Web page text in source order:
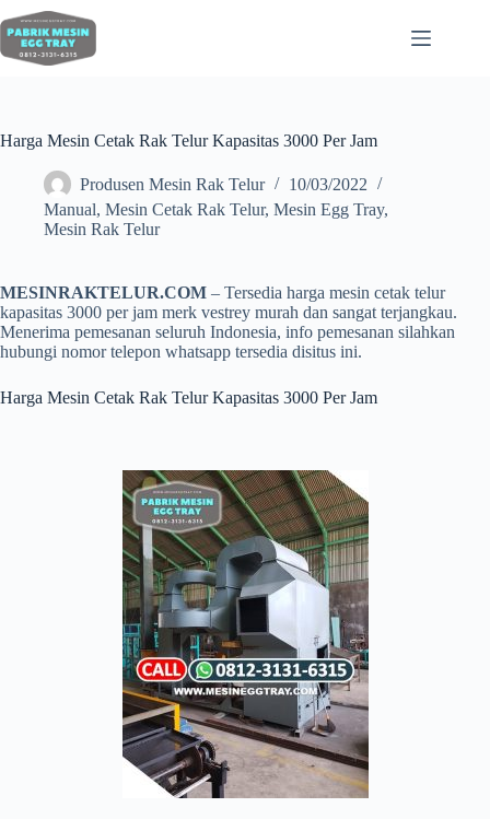
Harga Mesin Cetak Rak Telur Kapasitas 3000 Per Jam
Produsen Mesin Rak Telur
10/03/2022
Manual, Mesin Cetak Rak Telur, Mesin Egg Tray,
Mesin Rak Telur
MESINRAKTELUR.COM – Tersedia harga mesin cetak telur
kapasitas 3000 per jam merk vestrey murah dan sangat terjangkau.
Menerima pemesanan seluruh Indonesia, info pemesanan silahkan
hubungi nomor telepon whatsapp tersedia disitus ini.
Harga Mesin Cetak Rak Telur Kapasitas 3000 Per Jam